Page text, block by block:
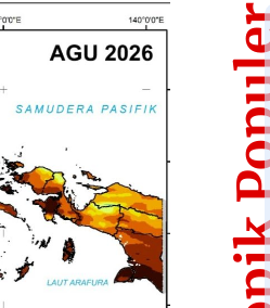
Garda Terdepan